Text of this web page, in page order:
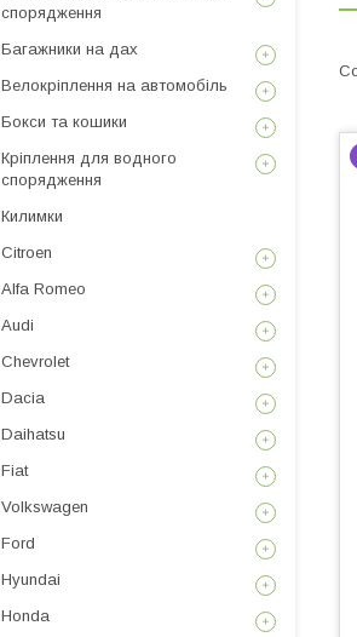
спорядження
Багажники на дах
Велокріплення на автомобіль
Бокси та кошики
Кріплення для водного
спорядження
Килимки
Citroen
Alfa Romeo
Audi
Chevrolet
Dacia
Daihatsu
Fiat
Volkswagen
Ford
Hyundai
Honda